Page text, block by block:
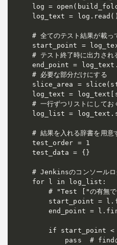
log =
log_text = log.read()
# 全てのテスト結果が
start_point =
# テスト終了時に出力
end_point =
# 必要な部分だけにする
slice_area =
log_text =
# 一行ずつリストにしてお
log_list =
# 結果を入れる辞書を用意
test_order = 1
test_data = {}
# Jenkinsのコンソールロ
for l in log_list:
# "Test ["の有無で
start_point =
end_point =
if start_point <
pass  # findの